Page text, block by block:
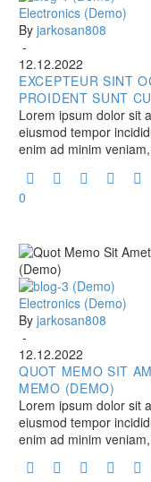
Excepteur
Sint
Occaecat
Cupidatat
non
Proident
Sunt
Culpa
(Demo)
Electronics (Demo)
By jarkosan808
-
12.12.2022
EXCEPTEUR SINT
PROIDENT SUNT
Lorem ipsum dolor sit
eiusmod tempor
enim ad minim
0
Quot
Memo
Sit
Amet
Ipsum
Dolor
Sit
Amet
Sunt
(Demo)
Electronics (Demo)
By jarkosan808
-
12.12.2022
QUOT MEMO SIT
MEMO (DEMO)
Lorem ipsum dolor sit
eiusmod tempor
enim ad minim